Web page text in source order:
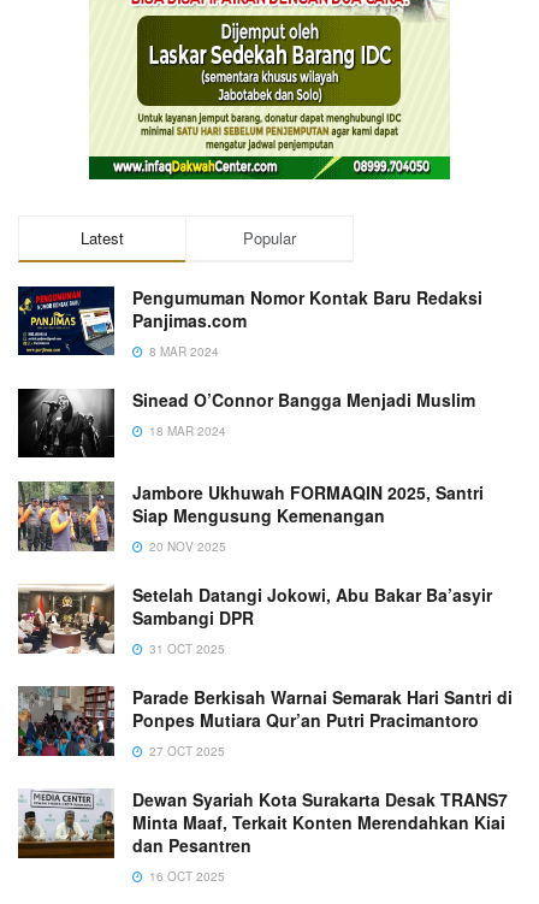
Latest Popular
Pengumuman Nomor Kontak Baru Redaksi
Panjimas.com
8 MAR 2024
Sinead O’Connor Bangga Menjadi Muslim
18 MAR 2024
Jambore Ukhuwah FORMAQIN 2025, Santri
Siap Mengusung Kemenangan
20 NOV 2025
Setelah Datangi Jokowi, Abu Bakar Ba’asyir
Sambangi DPR
31 OCT 2025
Parade Berkisah Warnai Semarak Hari Santri di
Ponpes Mutiara Qur’an Putri Pracimantoro
27 OCT 2025
Dewan Syariah Kota Surakarta Desak TRANS7
Minta Maaf, Terkait Konten Merendahkan Kiai
dan Pesantren
16 OCT 2025